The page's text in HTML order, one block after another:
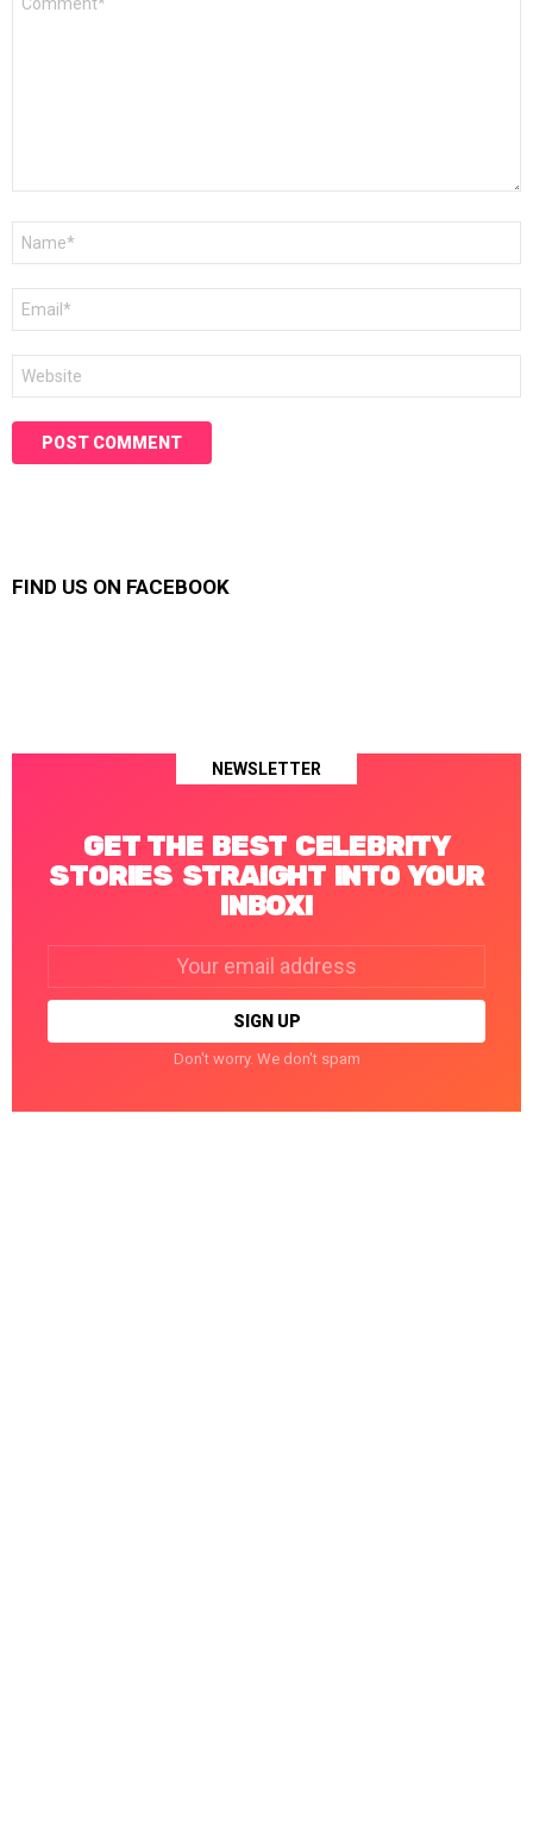
FIND US ON FACEBOOK
NEWSLETTER
GET THE BEST CELEBRITY
STORIES STRAIGHT INTO YOUR
INBOX!
Don't worry. We don't spam